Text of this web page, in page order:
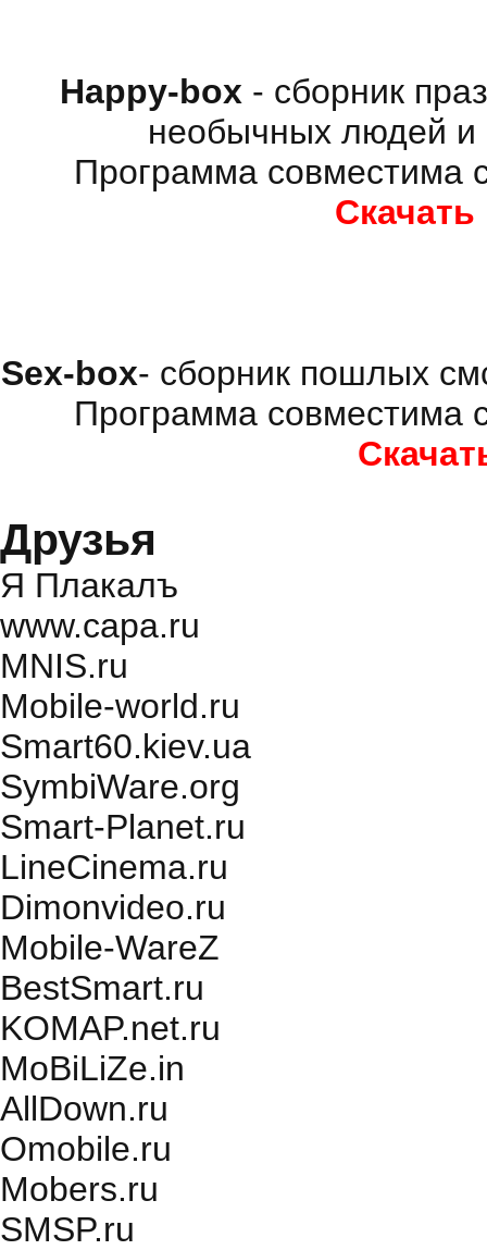
Happy-box - сборник
необычных людей и
Программа совместима
Sex-box- сборник пошлых
Программа совместима
Друзья
Я Плакалъ
www.capa.ru
MNIS.ru
Mobile-world.ru
Smart60.kiev.ua
SymbiWare.org
Smart-Planet.ru
LineCinema.ru
Dimonvideo.ru
Mobile-WareZ
BestSmart.ru
KOMAP.net.ru
MoBiLiZe.in
AllDown.ru
Оmobile.ru
Mobers.ru
SMSP.ru